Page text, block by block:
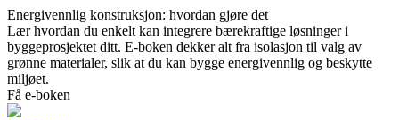
Energivennlig konstruksjon: hvordan gjøre det
Lær hvordan du enkelt kan integrere bærekraftige løsninger i
byggeprosjektet ditt. E-boken dekker alt fra isolasjon til valg av
grønne materialer, slik at du kan bygge energivennlig og beskytte
miljøet.
Få e-boken